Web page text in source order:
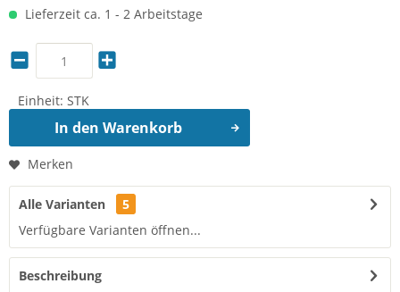
Lieferzeit ca. 1 - 2 Arbeitstage
Einheit: STK
In den Warenkorb
Merken
Alle Varianten
5
Verfügbare Varianten öffnen...
Beschreibung